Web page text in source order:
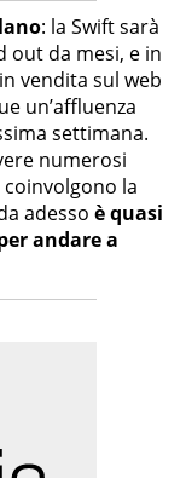
: la Swift sarà
out da mesi, e in
vendita sul web
un’affluenza
settimana.
numerosi
la
adesso è quasi
andare a